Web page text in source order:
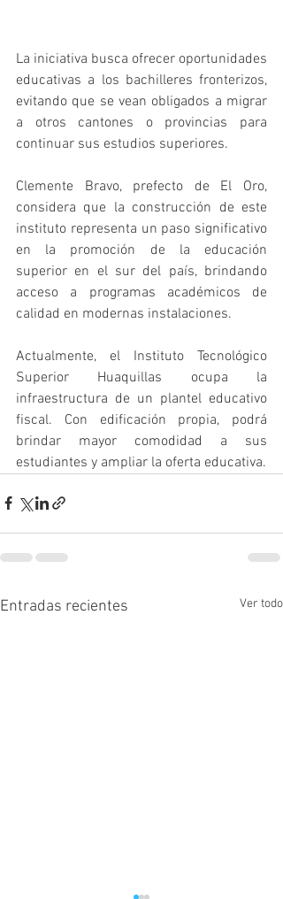
La iniciativa busca ofrecer oportunidades
educativas a los bachilleres fronterizos,
evitando que se vean obligados a migrar
a otros cantones o provincias para
continuar sus estudios superiores.
Clemente Bravo, prefecto de El Oro,
considera que la construcción de este
instituto representa un paso significativo
en la promoción de la educación
superior en el sur del país, brindando
acceso a programas académicos de
calidad en modernas instalaciones.
Actualmente, el Instituto Tecnológico
Superior Huaquillas ocupa la
infraestructura de un plantel educativo
fiscal. Con edificación propia, podrá
brindar mayor comodidad a sus
estudiantes y ampliar la oferta educativa.
Entradas recientes Ver todo